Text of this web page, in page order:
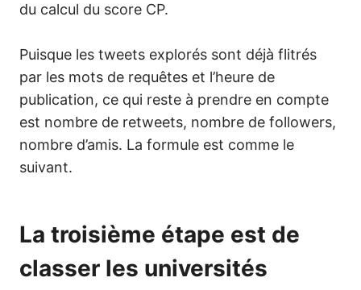
du calcul du score CP.
Puisque les tweets explorés sont déjà flitrés
par les mots de requêtes et l’heure de
publication, ce qui reste à prendre en compte
est nombre de retweets, nombre de followers,
nombre d’amis. La formule est comme le
suivant.
La troisième étape est de
classer les universités